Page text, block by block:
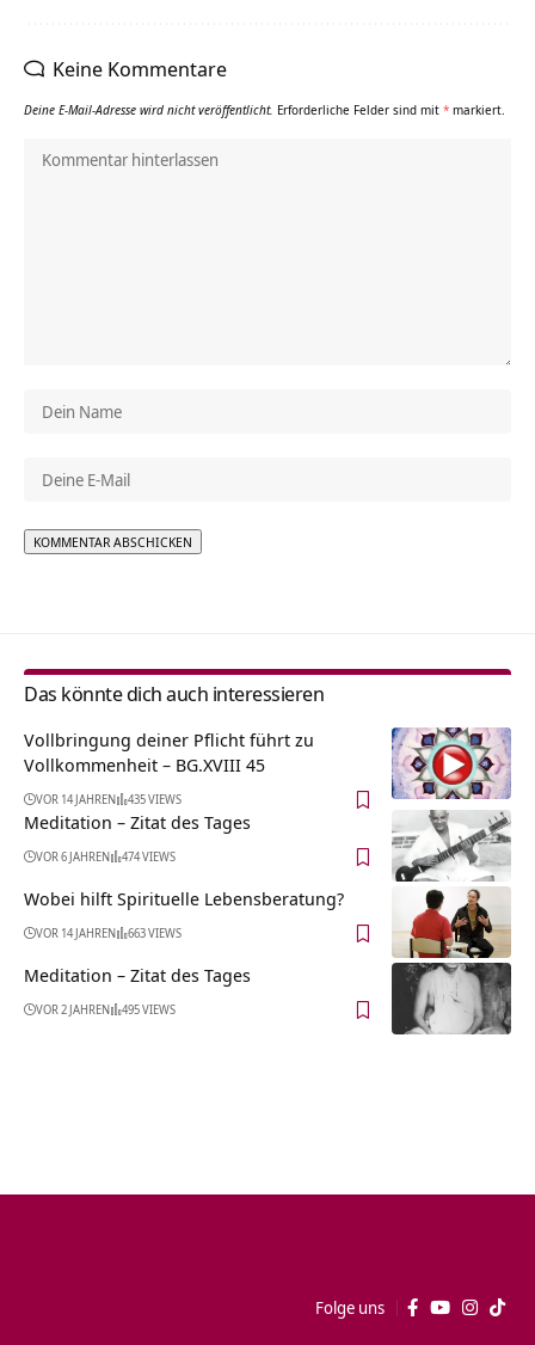
Keine Kommentare
Deine E-Mail-Adresse wird nicht veröffentlicht. Erforderliche Felder sind mit * markiert.
Das könnte dich auch interessieren
Vollbringung deiner Pflicht führt zu
Vollkommenheit – BG.XVIII 45
VOR 14 JAHREN 435 VIEWS
Meditation – Zitat des Tages
VOR 6 JAHREN 474 VIEWS
Wobei hilft Spirituelle Lebensberatung?
VOR 14 JAHREN 663 VIEWS
Meditation – Zitat des Tages
VOR 2 JAHREN 495 VIEWS
Folge uns